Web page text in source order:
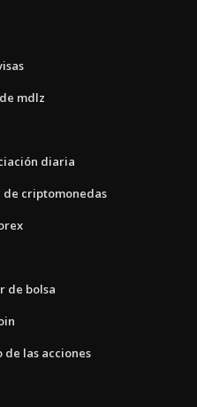
mdlz
diaria
de criptomonedas
de bolsa
las acciones